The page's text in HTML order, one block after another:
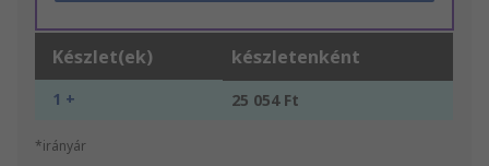
Készlet(ek) készletenként
1 + 25 054 Ft
*irányár